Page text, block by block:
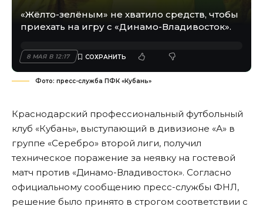
«Жёлто-зелёным» не хватило средств, чтобы
приехать на игру с «Динамо-Владивосток».
8 МАЯ В 12:17
Фото: пресс-служба ПФК «Кубань»
Краснодарский профессиональный футбольный
клуб «Кубань», выступающий в дивизионе «А» в
группе «Серебро» второй лиги, получил
техническое поражение за неявку на гостевой
матч против «Динамо-Владивосток». Согласно
официальному сообщению пресс-службы ФНЛ,
решение было принято в строгом соответствии с